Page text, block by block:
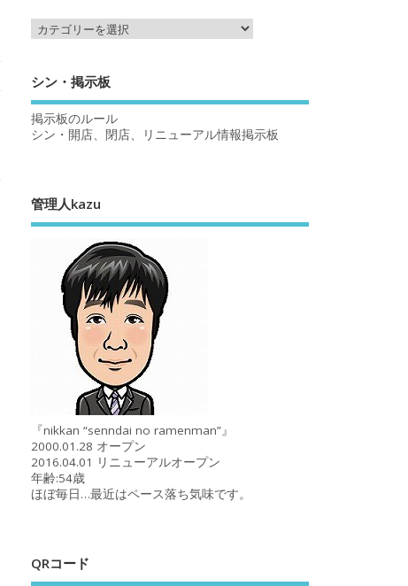
シン・掲示板
掲示板のルール
シン・開店、閉店、リニューアル情報掲示板
管理人kazu
『nikkan “senndai no ramenman”』
2000.01.28 オープン
2016.04.01 リニューアルオープン
年齢:54歳
ほぼ毎日…最近はペース落ち気味です。
QRコード